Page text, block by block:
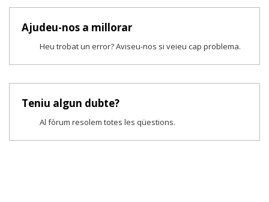
Ajudeu-nos a millorar
Heu trobat un error? Aviseu-nos si veieu cap problema.
Teniu algun dubte?
Al fòrum resolem totes les qüestions.